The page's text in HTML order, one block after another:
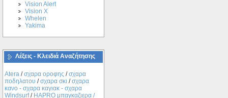
Vision Alert
Vision X
Whelen
Yakima
Λέξεις - Κλειδιά Αναζήτησης
Atera /σχαρα οροφης /σχαρα
ποδηλατου /σχαρα σκι /σχαρα
κανο - σχαρα καγιακ - σχαρα
Windsurf/ ΗΑPRO μπαγκαζιερα /